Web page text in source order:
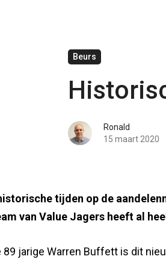
Beurs
Ronald
15 maart 2020
tijden op de
van Value Jagers heeft al
jarige Warren Buffett is dit